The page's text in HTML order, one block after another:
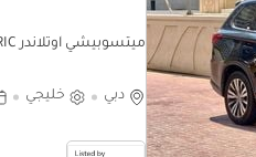
ميتسوبيشي آوتلاندر GLS FABRIC
دبي خليجي